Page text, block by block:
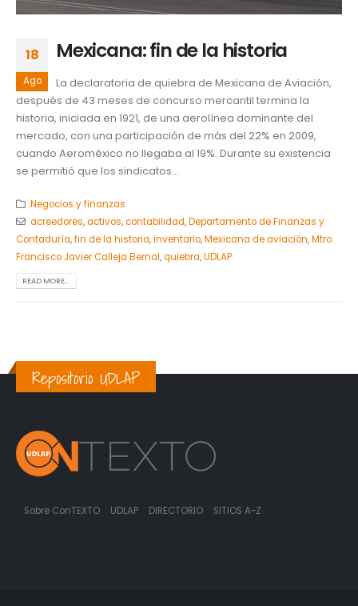
18
Ago
Mexicana: fin de la historia
La declaratoria de quiebra de Mexicana de Aviación,
después de 43 meses de concurso mercantil termina la
historia, iniciada en 1921, de una aerolínea dominante del
mercado, con una participación de más del 22% en 2009,
cuando Aeroméxico no llegaba al 19%. Durante su existencia
se permitió que los sindicatos...
Negocios y finanzas
acreedores,activos,contabilidad,Departamento de Finanzas y
Contaduría,fin de la historia,inventario,Mexicana de aviación,Mtro.
Francisco Javier Calleja Bernal,quiebra,UDLAP
READ MORE...
Repositorio UDLAP
Sobre ConTEXTO UDLAP DIRECTORIO SITIOS A-Z